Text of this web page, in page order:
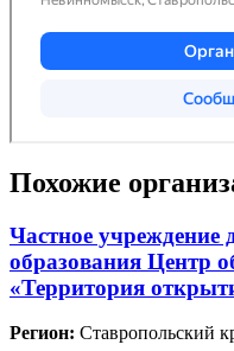
Похожие
Частное учреждение
образования Центр
«Территория
Регион: Ставропольский